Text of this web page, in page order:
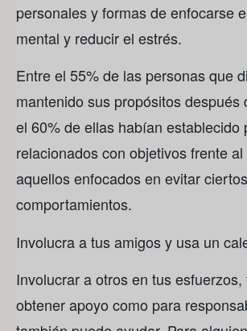
personales y formas de enfocarse
mental y reducir el estrés.
Entre el 55% de las personas que
mantenido sus propósitos después
el 60% de ellas habían establecido
relacionados con objetivos frente
aquellos enfocados en evitar ciertos
comportamientos.
Involucra a tus amigos y usa un
Involucrar a otros en tus
obtener apoyo como para